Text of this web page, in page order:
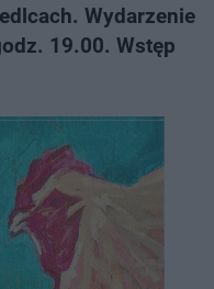
Wydarzenie
19.00. Wstęp